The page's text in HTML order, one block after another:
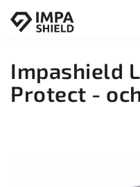
Impashield
Protect -